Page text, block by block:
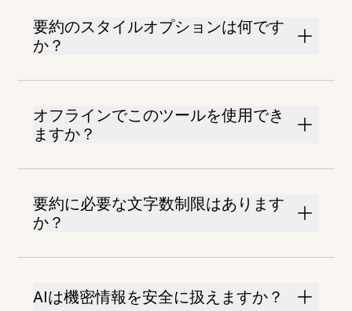
要約のスタイルオプションは何です
か？
オフラインでこのツールを使用でき
ますか？
要約に必要な文字数制限はあります
か？
AIは機密情報を安全に扱えますか？